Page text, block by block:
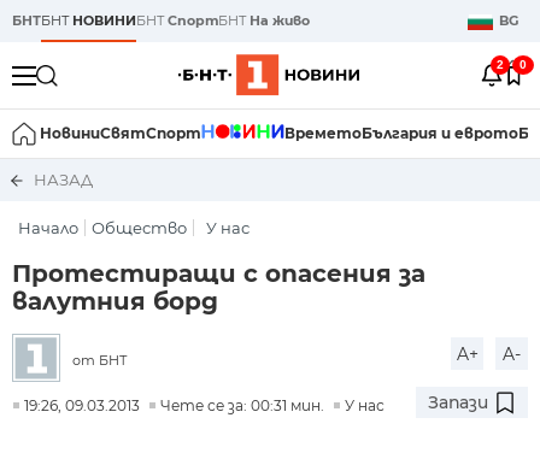
БНТБНТ НОВИНИБНТСпортБНТ На живо BG
2 0
НовиниСвятСпорт ВреметоБългария и еврото
НАЗАД
Начало Общество У нас
Протестиращи с опасения за
валутния борд
от БНТ A+ A-
19:26, 09.03.2013 Чете се за: 00:31 мин. У нас Запази